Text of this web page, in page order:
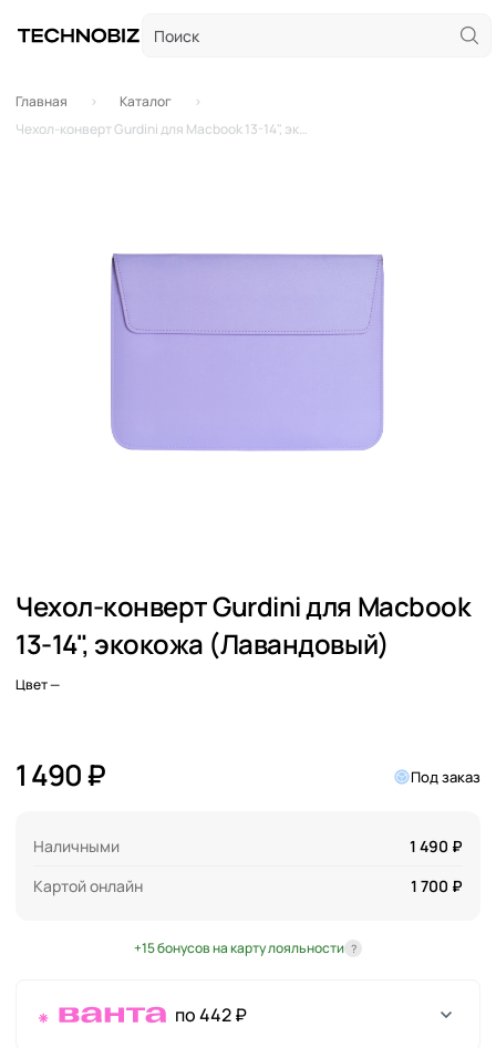
Главная
Каталог
Чехол-конверт Gurdini для Macbook 13-14", экокожа (Лавандовый)
Чехол-конверт Gurdini для Macbook
13-14", экокожа (Лавандовый)
Цвет—
1 490 ₽ Под заказ
Наличными
1 490 ₽
Картой онлайн
1 700 ₽
+15 бонусов на карту лояльности ?
по 442 ₽